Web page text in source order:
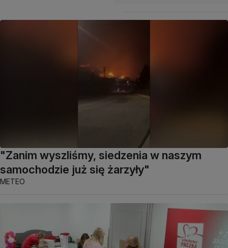
"Zanim wyszliśmy, siedzenia w naszym
samochodzie już się żarzyły"
METEO